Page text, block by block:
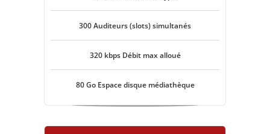
300 Auditeurs (slots) simultanés
320 kbps Débit max alloué
80 Go Espace disque médiathèque